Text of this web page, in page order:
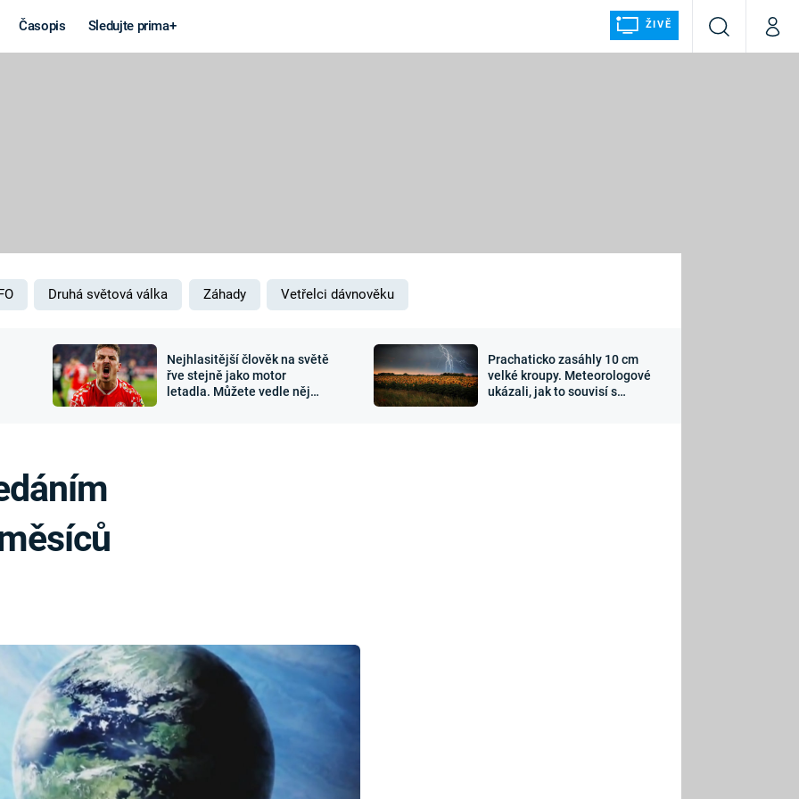
Časopis Sledujte prima+ ŽIVĚ
VyhledáváníMůj
MARS
Záhady a
konspirace
UTAJENÉ PŘÍBĚHY
Zajímavosti
FILMY VERSUS
Sledujte nás
Druhá světová válka Záhady Vetřelci dávnověku
Nejhlasitější člověk na světě
řve stejně jako motor
letadla. Můžete vedle něj
Prachaticko zasáhly 10 cm
velké kroupy. Meteorologové
ukázali, jak to souvisí s